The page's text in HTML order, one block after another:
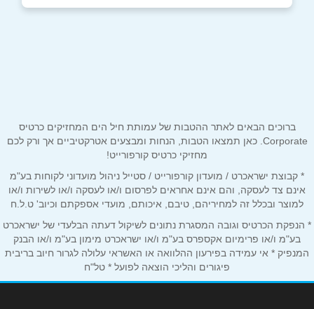
טלפון*
אימייל
נושא*
אנא חזרו אלי בקשר ל...
הודעה*
ברוכים הבאים לאתר ההטבות של עמותת חיל הים המחזיקים כרטיס
Corporate. כאן תמצאו הטבות, הנחות ומבצעים אטרקטיביים אך ורק לכם
מחזיקי כרטיס קורפורייט!
* קבוצת ישראכרט / מועדון קורפורייט / סטייל ניהול מועדוני לקוחות בע"מ
אינם צד לעסקה, והם אינם אחראים לפרסום ו/או לעסקה ו/או לשירות ו/או
למוצר ובכלל זה למחיריהם, טיבם, איכותם, מועדי אספקתם וכיוב' ט.ל.ח
* הנפקת הכרטיס וגובה המסגרת נתונים לשיקול דעתה הבלעדי של ישראכרט
בע"מ ו/או פרימיום אקספרס בע"מ ו/או ישראכרט מימון בע"מ ו/או הבנק
המנפיק * אי עמידה בפירעון ההלוואה או האשראי עלולה לגרור חיוב בריבית
פיגורים והליכי הוצאה לפועל * טל"ח